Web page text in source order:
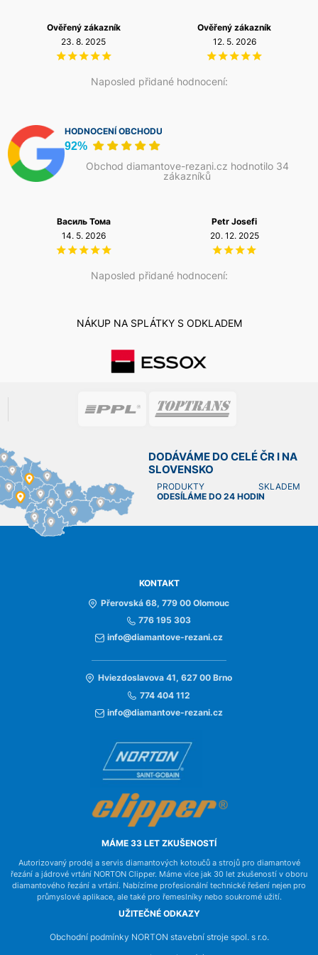
splnění přísnějších akustických požadavků přispívá nižší
hladina vibrací také ke komfortu obsluhy při dlouhodobé
Naposled přidané hodnocení:
Ověřený zákazník
23. 8. 2025
Ověřený zákazník
12. 5. 2026
HODNOCENÍ OBCHODU
92%
Obchod diamantove-rezani.cz hodnotilo 34
zákazníků
Naposled přidané hodnocení:
Василь Тома
14. 5. 2026
Petr Josefi
20. 12. 2025
NÁKUP NA SPLÁTKY S ODKLADEM
DODÁVÁME DO CELÉ ČR I NA
SLOVENSKO
PRODUKTY SKLADEM
ODESÍLÁME DO 24 HODIN
KONTAKT
Přerovská 68, 779 00 Olomouc
776 195 303
info@diamantove-rezani.cz
Hviezdoslavova 41, 627 00 Brno
774 404 112
info@diamantove-rezani.cz
MÁME 33 LET ZKUŠENOSTÍ
Autorizovaný prodej a servis diamantových kotoučů a strojů pro diamantové
řezání a jádrové vrtání NORTON Clipper. Máme více jak 30 let zkušeností v oboru
diamantového řezání a vrtání. Nabízíme profesionální technické řešení nejen pro
průmyslové aplikace, ale také pro řemeslníky nebo soukromé užití.
UŽITEČNÉ ODKAZY
Obchodní podmínky NORTON stavební stroje spol. s r.o.